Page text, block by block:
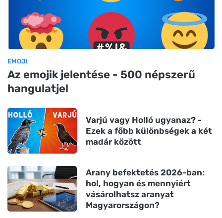
EMOJI
Az emojik jelentése - 500 népszerű
hangulatjel
Varjú vagy Holló ugyanaz? -
Ezek a főbb különbségek a két
madár között
Arany befektetés 2026-ban:
hol, hogyan és mennyiért
vásárolhatsz aranyat
Magyarországon?